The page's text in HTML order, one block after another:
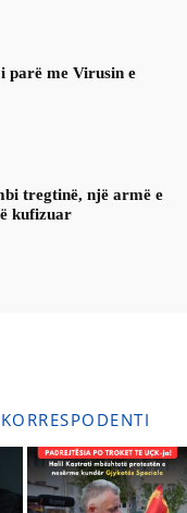
parë me Virusin e
tregtinë, një armë e
kufizuar